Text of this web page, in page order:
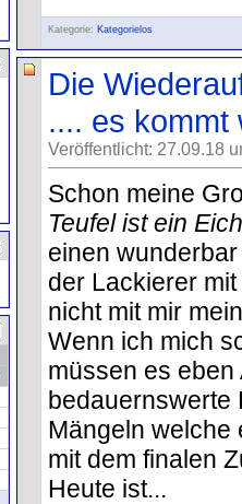
Kategorie: Kategorielos
Die
.... es kommt
Veröffentlicht: 27.09.18
Schon meine
Teufel ist ein
einen
der Lackierer
nicht mit mir
Wenn ich mich
müssen es
bedauernswerte
Mängeln welche
mit dem finalen
Heute ist...